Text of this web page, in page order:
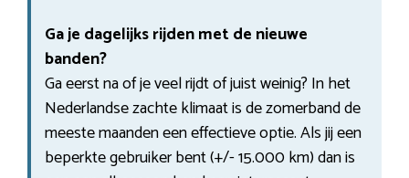
Ga je dagelijks rijden met de nieuwe
banden?
Ga eerst na of je veel rijdt of juist weinig? In het
Nederlandse zachte klimaat is de zomerband de
meeste maanden een effectieve optie. Als jij een
beperkte gebruiker bent (+/- 15.000 km) dan is